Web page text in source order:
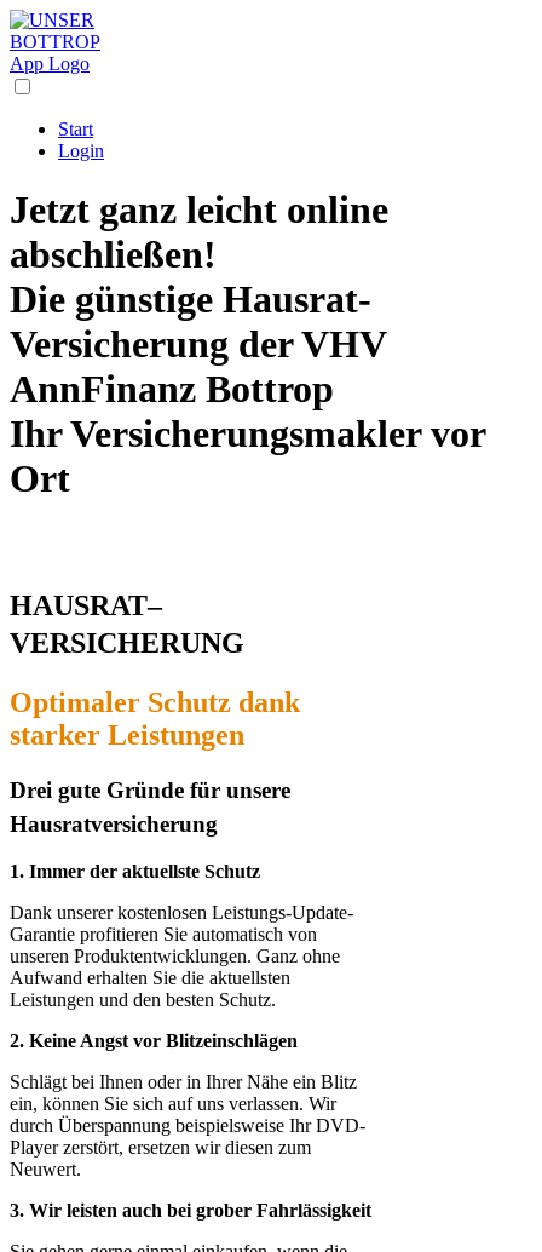
Start
Login
Jetzt ganz leicht online
abschließen!
Die günstige Hausrat-
Versicherung der VHV
AnnFinanz Bottrop
Ihr Versicherungsmakler vor
Ort
HAUSRAT–
VERSICHERUNG
Optimaler Schutz dank
starker Leistungen
Drei gute Gründe für unsere
Hausrat­ver­si­che­rung
1. Immer der aktuellste Schutz
Dank unserer kostenlosen Leistungs-Update-
Garantie profitieren Sie automatisch von
unseren Produktentwicklungen. Ganz ohne
Aufwand erhalten Sie die aktuellsten
Leistungen und den besten Schutz.
2. Keine Angst vor Blitzeinschlägen
Schlägt bei Ihnen oder in Ihrer Nähe ein Blitz
ein, können Sie sich auf uns verlassen. Wir
durch Überspannung beispielsweise Ihr DVD-
Player zerstört, ersetzen wir diesen zum
Neuwert.
3. Wir leisten auch bei grober Fahrlässigkeit